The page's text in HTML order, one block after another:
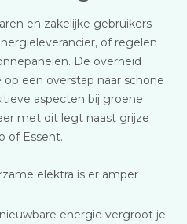
en zakelijke gebruikers
of regelen
De overheid
een overstap naar schone
aspecten bij groene
met dit legt naast grijze
of Essent.
elektra is er amper
energie vergroot je